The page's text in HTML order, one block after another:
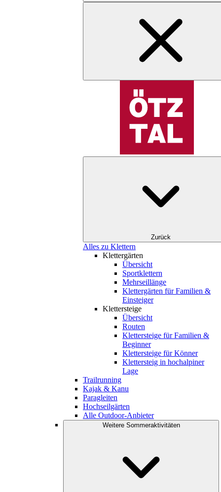
Zurück
Alles zu Klettern
Klettergärten
Übersicht
Sportklettern
Mehrseillänge
Klettergärten für Familien &
Einsteiger
Klettersteige
Übersicht
Routen
Klettersteige für Familien &
Beginner
Klettersteige für Könner
Klettersteig in hochalpiner
Lage
Trailrunning
Kajak & Kanu
Paragleiten
Hochseilgärten
Alle Outdoor-Anbieter
Weitere Sommeraktivitäten